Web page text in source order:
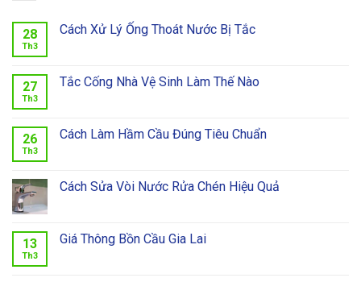
28
Th3
Cách Xử Lý Ống Thoát Nước Bị Tắc
27
Th3
Tắc Cống Nhà Vệ Sinh Làm Thế Nào
26
Th3
Cách Làm Hầm Cầu Đúng Tiêu Chuẩn
Cách Sửa Vòi Nước Rửa Chén Hiệu Quả
13
Th3
Giá Thông Bồn Cầu Gia Lai